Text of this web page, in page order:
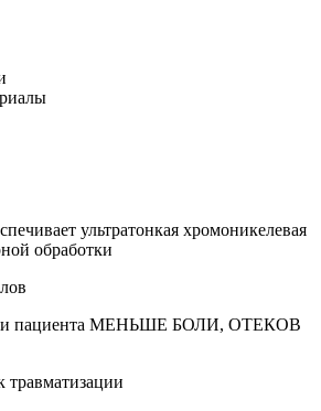
ультратонкая хромоникелевая
обработки
и пациента МЕНЬШЕ БОЛИ, ОТЕКОВ